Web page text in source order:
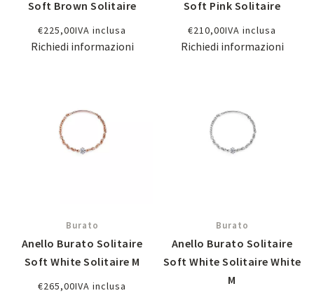
Soft Brown Solitaire
€225,00IVA inclusa
Richiedi informazioni
Soft Pink Solitaire
€210,00IVA inclusa
Richiedi informazioni
Burato
Anello Burato Solitaire
Soft White Solitaire M
€265,00IVA inclusa
Burato
Anello Burato Solitaire
Soft White Solitaire White
M